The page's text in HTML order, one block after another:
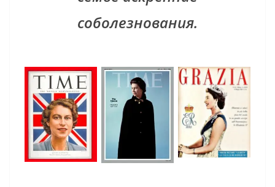
соболезнования.